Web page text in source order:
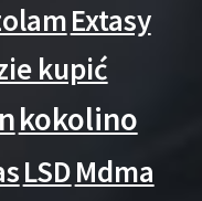
Extasy
kupić
kokolino
LSDMdma